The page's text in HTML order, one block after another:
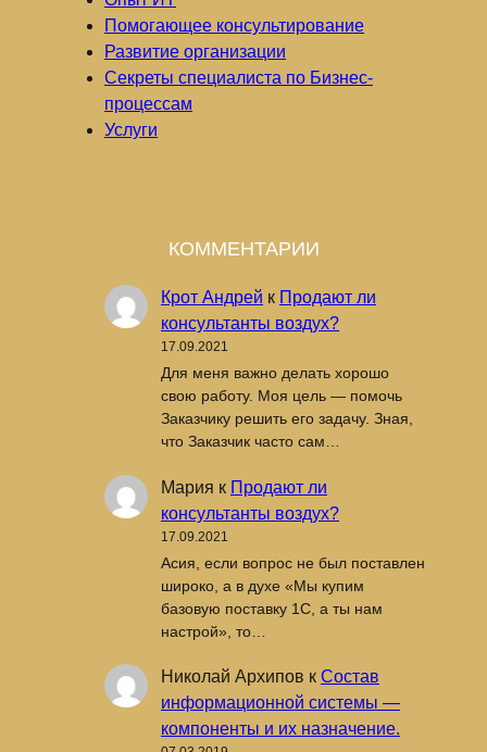
Помогающее консультирование
Развитие организации
Секреты специалиста по Бизнес-
процессам
Услуги
КОММЕНТАРИИ
Крот Андрей к Продают ли
консультанты воздух?
17.09.2021
Для меня важно делать хорошо
свою работу. Моя цель — помочь
Заказчику решить его задачу. Зная,
что Заказчик часто сам…
Мария к Продают ли
консультанты воздух?
17.09.2021
Асия, если вопрос не был поставлен
широко, а в духе «Мы купим
базовую поставку 1С, а ты нам
настрой», то…
Николай Архипов к Состав
информационной системы —
компоненты и их назначение.